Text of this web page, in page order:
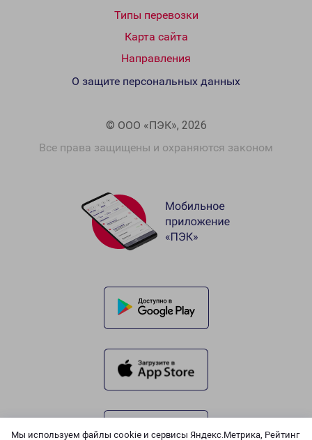
Мы используем файлы cookie и сервисы Яндекс.Метрика, Рейтинг
Типы перевозки
Карта сайта
Направления
© ООО «ПЭК», 2026
Все права защищены и охраняются законом
О защите персональных данных